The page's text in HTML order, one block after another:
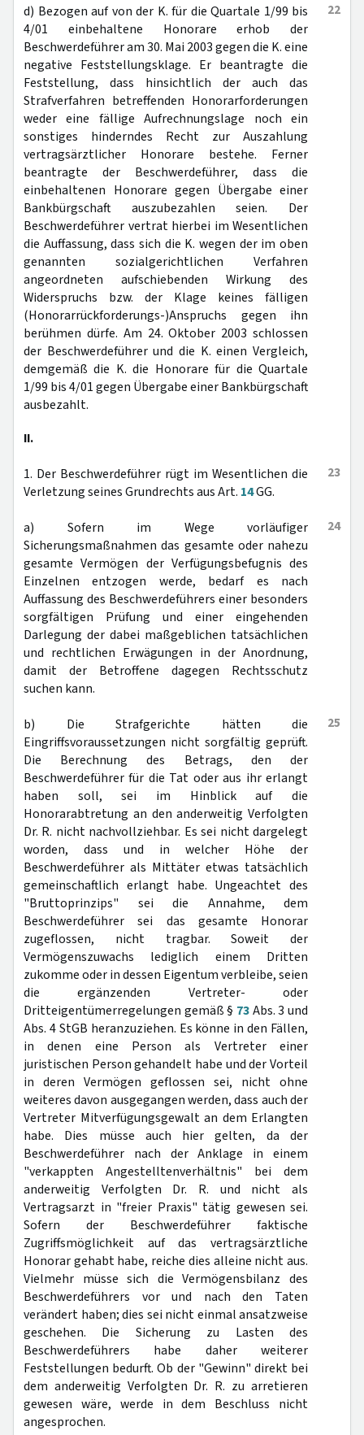
22
d) Bezogen auf von der K. für die Quartale 1/99 bis
4/01 einbehaltene Honorare erhob der
Beschwerdeführer am 30. Mai 2003 gegen die K. eine
negative Feststellungsklage. Er beantragte die
Feststellung, dass hinsichtlich der auch das
Strafverfahren betreffenden Honorarforderungen
weder eine fällige Aufrechnungslage noch ein
sonstiges hinderndes Recht zur Auszahlung
vertragsärztlicher Honorare bestehe. Ferner
beantragte der Beschwerdeführer, dass die
einbehaltenen Honorare gegen Übergabe einer
Bankbürgschaft auszubezahlen seien. Der
Beschwerdeführer vertrat hierbei im Wesentlichen
die Auffassung, dass sich die K. wegen der im oben
genannten sozialgerichtlichen Verfahren
angeordneten aufschiebenden Wirkung des
Widerspruchs bzw. der Klage keines fälligen
(Honorarrückforderungs-)Anspruchs gegen ihn
berühmen dürfe. Am 24. Oktober 2003 schlossen
der Beschwerdeführer und die K. einen Vergleich,
demgemäß die K. die Honorare für die Quartale
1/99 bis 4/01 gegen Übergabe einer Bankbürgschaft
ausbezahlt.
II.
23
1. Der Beschwerdeführer rügt im Wesentlichen die
Verletzung seines Grundrechts aus Art. 14GG.
24
a) Sofern im Wege vorläufiger
Sicherungsmaßnahmen das gesamte oder nahezu
gesamte Vermögen der Verfügungsbefugnis des
Einzelnen entzogen werde, bedarf es nach
Auffassung des Beschwerdeführers einer besonders
sorgfältigen Prüfung und einer eingehenden
Darlegung der dabei maßgeblichen tatsächlichen
und rechtlichen Erwägungen in der Anordnung,
damit der Betroffene dagegen Rechtsschutz
suchen kann.
25
b) Die Strafgerichte hätten die
Eingriffsvoraussetzungen nicht sorgfältig geprüft.
Die Berechnung des Betrags, den der
Beschwerdeführer für die Tat oder aus ihr erlangt
haben soll, sei im Hinblick auf die
Honorarabtretung an den anderweitig Verfolgten
Dr. R. nicht nachvollziehbar. Es sei nicht dargelegt
worden, dass und in welcher Höhe der
Beschwerdeführer als Mittäter etwas tatsächlich
gemeinschaftlich erlangt habe. Ungeachtet des
"Bruttoprinzips" sei die Annahme, dem
Beschwerdeführer sei das gesamte Honorar
zugeflossen, nicht tragbar. Soweit der
Vermögenszuwachs lediglich einem Dritten
zukomme oder in dessen Eigentum verbleibe, seien
die ergänzenden Vertreter- oder
Dritteigentümerregelungen gemäß § 73Abs. 3 und
Abs. 4 StGB heranzuziehen. Es könne in den Fällen,
in denen eine Person als Vertreter einer
juristischen Person gehandelt habe und der Vorteil
in deren Vermögen geflossen sei, nicht ohne
weiteres davon ausgegangen werden, dass auch der
Vertreter Mitverfügungsgewalt an dem Erlangten
habe. Dies müsse auch hier gelten, da der
Beschwerdeführer nach der Anklage in einem
"verkappten Angestelltenverhältnis" bei dem
anderweitig Verfolgten Dr. R. und nicht als
Vertragsarzt in "freier Praxis" tätig gewesen sei.
Sofern der Beschwerdeführer faktische
Zugriffsmöglichkeit auf das vertragsärztliche
Honorar gehabt habe, reiche dies alleine nicht aus.
Vielmehr müsse sich die Vermögensbilanz des
Beschwerdeführers vor und nach den Taten
verändert haben; dies sei nicht einmal ansatzweise
geschehen. Die Sicherung zu Lasten des
Beschwerdeführers habe daher weiterer
Feststellungen bedurft. Ob der "Gewinn" direkt bei
dem anderweitig Verfolgten Dr. R. zu arretieren
gewesen wäre, werde in dem Beschluss nicht
angesprochen.